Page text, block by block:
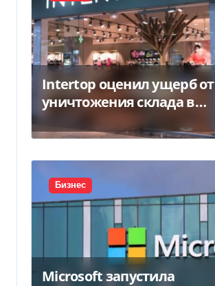
Intertop оценил ущерб от
уничтожения склада в
Бизнес
Microsoft запустила